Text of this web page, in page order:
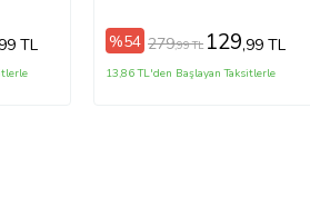
TL %54 279,99 TL 129,99 TL
13,86 TL'den Başlayan Taksitlerle